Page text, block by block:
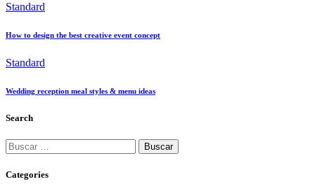
Standard
How to design the best creative event concept
Standard
Wedding reception meal styles & menu ideas
Search
Buscar:
Categories